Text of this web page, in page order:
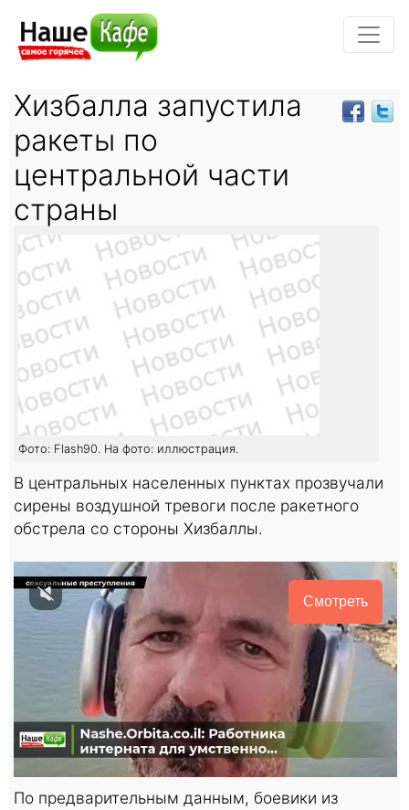
Хизбалла запустила
ракеты по
центральной части
страны
Фото: Flash90. На фото: иллюстрация.
В центральных населенных пунктах прозвучали
сирены воздушной тревоги после ракетного
обстрела со стороны Хизбаллы.
Смотреть
По предварительным данным, боевики из